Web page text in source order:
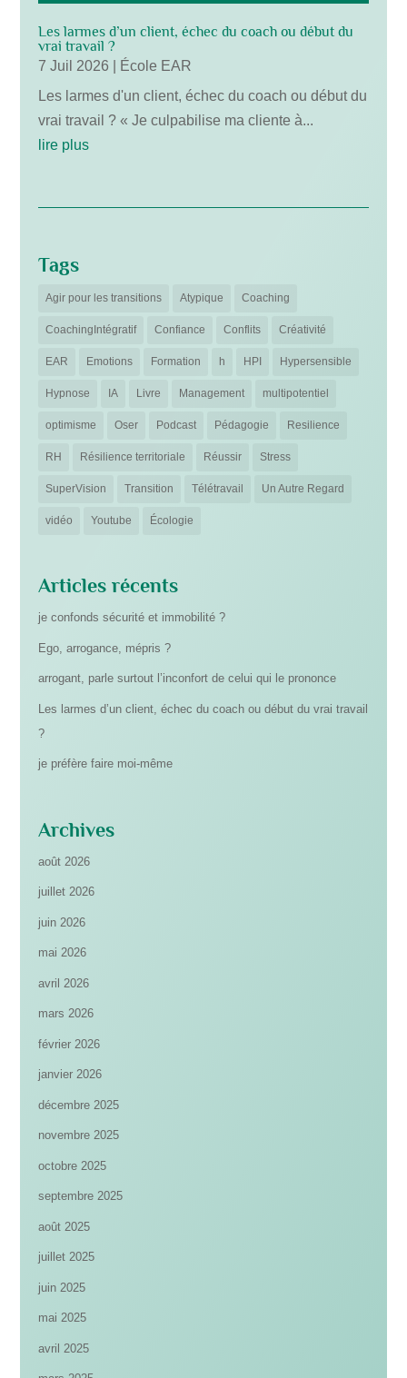
Les larmes d’un client, échec du coach ou début du
vrai travail ?
7 Juil 2026
École EAR
Les larmes d'un client, échec du coach ou début du
vrai travail ? « Je culpabilise ma cliente à...
lire plus
Tags
Agir pour les transitions Atypique Coaching
CoachingIntégratif Confiance Conflits Créativité
EAR Emotions Formation h HPI Hypersensible
Hypnose IA Livre Management multipotentiel
optimisme Oser Podcast Pédagogie Resilience
RH Résilience territoriale Réussir Stress
SuperVision Transition Télétravail Un Autre Regard
vidéo Youtube Écologie
Articles récents
je confonds sécurité et immobilité ?
Ego, arrogance, mépris ?
arrogant, parle surtout l’inconfort de celui qui le prononce
Les larmes d’un client, échec du coach ou début du vrai travail
?
je préfère faire moi-même
Archives
août 2026
juillet 2026
juin 2026
mai 2026
avril 2026
mars 2026
février 2026
janvier 2026
décembre 2025
novembre 2025
octobre 2025
septembre 2025
août 2025
juillet 2025
juin 2025
mai 2025
avril 2025